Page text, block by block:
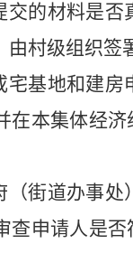
交的材料是
由村级组织
宅基地和建
在本集体经
（街道办事
查申请人是